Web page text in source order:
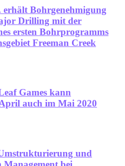
Bohrgenehmigung
Drilling mit der
ersten Bohrprogramms
Freeman Creek
Games kann
auch im Mai 2020
und